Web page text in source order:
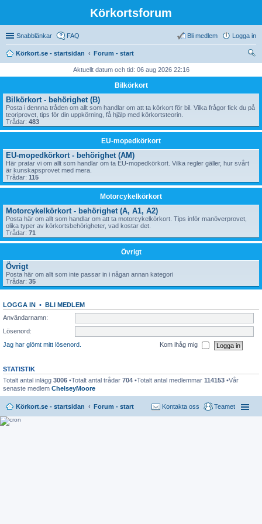
Körkortsforum
Snabblänkar FAQ Logga in
Bli medlem
Körkort.se - startsidan
Forum - start
Aktuellt datum och tid: 06 aug 2026 22:16
Bilkörkort
Bilkörkort - behörighet (B)
Posta i dennna tråden om allt som handlar om att ta körkort för bil. Vilka frågor fick du på
teoriprovet, tips för din uppkörning, få hjälp med körkortsteorin.
Trådar: 483
EU-mopedkörkort
EU-mopedkörkort - behörighet (AM)
Här pratar vi om allt som handlar om ta EU-mopedkörkort. Vilka regler gäller, hur svårt
är kunskapsprovet med mera.
Trådar: 115
Motorcykelkörkort
Motorcykelkörkort - behörighet (A, A1, A2)
Posta här om allt som handlar om att ta motorcykelkörkort. Tips inför manöverprovet,
olika typer av körkortsbehörigheter, vad kostar det.
Trådar: 71
Övrigt
Övrigt
Posta här om allt som inte passar in i någan annan kategori
Trådar: 35
LOGGA IN • BLI MEDLEM
Användarnamn:
Lösenord:
Jag har glömt mitt lösenord.
Kom ihåg mig
STATISTIK
Totalt antal inlägg 3006 •Totalt antal trådar 704 •Totalt antal medlemmar 114153 •Vår
senaste medlem ChelseyMoore
Körkort.se - startsidan Forum - start Teamet
Kontakta oss